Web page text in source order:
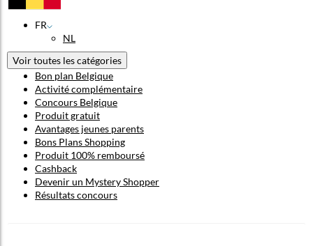
FR
NL
Voir toutes les catégories
Bon plan Belgique
Activité complémentaire
Concours Belgique
Produit gratuit
Avantages jeunes parents
Bons Plans Shopping
Produit 100% remboursé
Cashback
Devenir un Mystery Shopper
Résultats concours